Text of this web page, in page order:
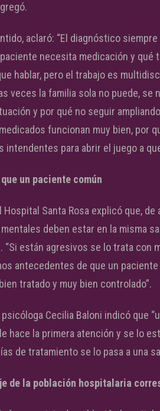
aclaró: “El diagnóstico
necesita medicación y qué
hablar, pero el trabajo es
veces la familia sola no puede, se
y por qué no seguir
funcionan muy bien, por
intendentes para abrir el juego a
un paciente común
Hospital Santa Rosa explicó que,
deben estar en la misma
“Si están agresivos se lo trata con
antecedentes de que un
tratado y muy bien controlado”.
Cecilia Baloni indicó que
hace la primera atención y se lo
de tratamiento se lo pasa a una
de la población hospitalaria